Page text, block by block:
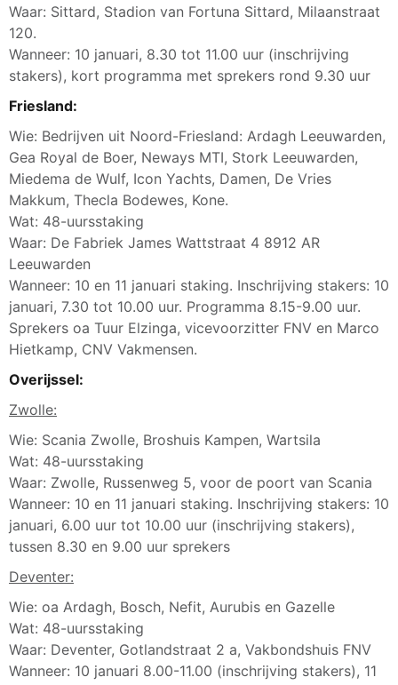
Waar: Sittard, Stadion van Fortuna Sittard, Milaanstraat
120.
Wanneer: 10 januari, 8.30 tot 11.00 uur (inschrijving
stakers), kort programma met sprekers rond 9.30 uur
Friesland:
Wie: Bedrijven uit Noord-Friesland: Ardagh Leeuwarden,
Gea Royal de Boer, Neways MTI, Stork Leeuwarden,
Miedema de Wulf, Icon Yachts, Damen, De Vries
Makkum, Thecla Bodewes, Kone.
Wat: 48-uursstaking
Waar: De Fabriek James Wattstraat 4 8912 AR
Leeuwarden
Wanneer: 10 en 11 januari staking. Inschrijving stakers: 10
januari, 7.30 tot 10.00 uur. Programma 8.15-9.00 uur.
Sprekers oa Tuur Elzinga, vicevoorzitter FNV en Marco
Hietkamp, CNV Vakmensen.
Overijssel:
Zwolle:
Wie: Scania Zwolle, Broshuis Kampen, Wartsila
Wat: 48-uursstaking
Waar: Zwolle, Russenweg 5, voor de poort van Scania
Wanneer: 10 en 11 januari staking. Inschrijving stakers: 10
januari, 6.00 uur tot 10.00 uur (inschrijving stakers),
tussen 8.30 en 9.00 uur sprekers
Deventer:
Wie: oa Ardagh, Bosch, Nefit, Aurubis en Gazelle
Wat: 48-uursstaking
Waar: Deventer, Gotlandstraat 2 a, Vakbondshuis FNV
Wanneer: 10 januari 8.00-11.00 (inschrijving stakers), 11